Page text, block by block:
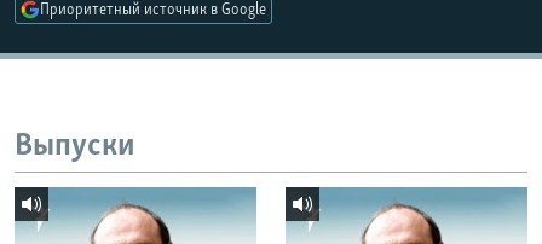
Приоритетный источник в Google
Выпуски